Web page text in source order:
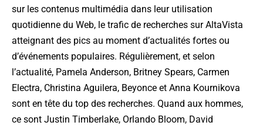
sur les contenus multimédia dans leur utilisation
quotidienne du Web, le trafic de recherches sur AltaVista
atteignant des pics au moment d’actualités fortes ou
d’événements populaires. Régulièrement, et selon
l’actualité, Pamela Anderson, Britney Spears, Carmen
Electra, Christina Aguilera, Beyonce et Anna Kournikova
sont en tête du top des recherches. Quand aux hommes,
ce sont Justin Timberlake, Orlando Bloom, David